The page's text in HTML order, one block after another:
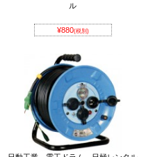
ル
¥880(税別)